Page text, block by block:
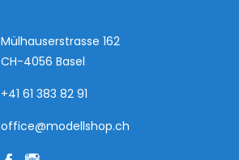
Mülhauserstrasse 162
CH-4056 Basel
+41 61 383 82 91
office@modellshop.ch